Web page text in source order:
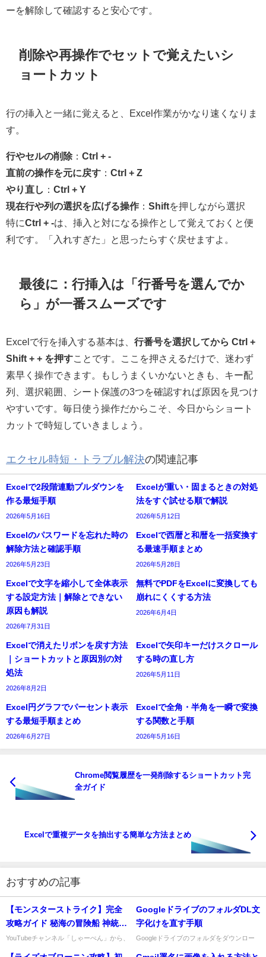
ーを解除して確認すると安心です。
削除や再操作でセットで覚えたいシ
ョートカット
行の挿入と一緒に覚えると、Excel作業がかなり速くなりま
す。
行やセルの削除： Ctrl + -
直前の操作を元に戻す ： Ctrl + Z
やり直し ： Ctrl + Y
現在行や列の選択を広げる操作 ： Shiftを押しながら選択
特にCtrl + -は、挿入と対になる操作として覚えておくと便
利です。「入れすぎた」と思ったらすぐ戻せますよ。
最後に：行挿入は「行番号を選んでか
ら」が一番スムーズです
Excelで行を挿入する基本は、 行番号を選択してから Ctrl +
Shift + + を押す ことです。ここを押さえるだけで、迷わず
素早く操作できます。もしうまくいかないときも、キー配
列、選択範囲、シート保護の3つを確認すれば原因を見つけ
やすいです。毎日使う操作だからこそ、今日からショート
カットで時短していきましょう。
エクセル時短・トラブル解決の関連記事
Excelで2段階連動プルダウンを
作る最短手順
2026年5月16日
Excelが重い・固まるときの対処
法をすぐ試せる順で解説
2026年5月12日
Excelのパスワードを忘れた時の
解除方法と確認手順
2026年5月23日
Excelで西暦と和暦を一括変換す
る最速手順まとめ
2026年5月28日
Excelで文字を縮小して全体表示
する設定方法｜解除とできない
原因も解説
2026年7月31日
無料でPDFをExcelに変換しても
崩れにくくする方法
2026年6月4日
Excelで消えたリボンを戻す方法
｜ショートカットと原因別の対
処法
2026年8月2日
Excelで矢印キーだけスクロール
する時の直し方
2026年5月11日
Excel円グラフでパーセント表示
する最短手順まとめ
2026年6月27日
Excelで全角・半角を一瞬で変換
する関数と手順
2026年5月16日
Chrome閲覧履歴を一発削除するショートカット完
全ガイド
Excelで重複データを抽出する簡単な方法まとめ
おすすめの記事
【モンスターストライク】完全
攻略ガイド 秘海の冒険船 神統の
海域アポストロス ファルデ Lv1
YouTubeチャンネル「しゃーぺん」から、
GoogleドライブのフォルダDL文
字化けを直す手順
Googleドライブのフォルダをダウンロー